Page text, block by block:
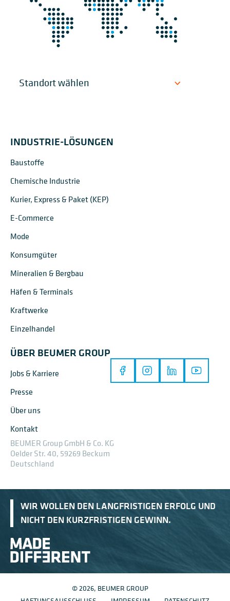
INDUSTRIE-LÖSUNGEN
Baustoffe
Chemische Industrie
Kurier, Express & Paket (KEP)
E-Commerce
Mode
Konsumgüter
Mineralien & Bergbau
Häfen & Terminals
Kraftwerke
Einzelhandel
ÜBER BEUMER GROUP
Jobs & Karriere
Presse
Über uns
Kontakt
BEUMER Group GmbH & Co. KG
Oelder Str. 40, 59269 Beckum
Deutschland
WIR WOLLEN DEN LANGFRISTIGEN ERFOLG UND
NICHT DEN KURZFRISTIGEN GEWINN.
© 2026, BEUMER GROUP